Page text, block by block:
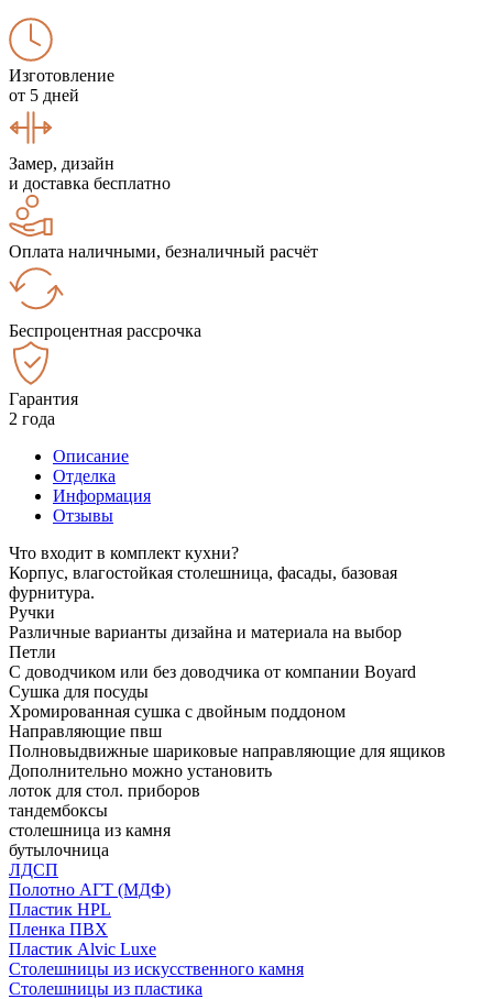
Изготовление
от 5 дней
Замер, дизайн
и доставка бесплатно
Оплата наличными, безналичный расчёт
Беспроцентная рассрочка
Гарантия
2 года
Описание
Отделка
Информация
Отзывы
Что входит в комплект кухни?
Корпус, влагостойкая столешница, фасады, базовая
фурнитура.
Ручки
Различные варианты дизайна и материала на выбор
Петли
С доводчиком или без доводчика от компании Boyard
Сушка для посуды
Хромированная сушка с двойным поддоном
Направляющие пвш
Полновыдвижные шариковые направляющие для ящиков
Дополнительно можно установить
лоток для стол. приборов
тандембоксы
столешница из камня
бутылочница
ЛДСП
Полотно АГТ (МДФ)
Пластик HPL
Пленка ПВХ
Пластик Alvic Luxe
Столешницы из искусственного камня
Столешницы из пластика